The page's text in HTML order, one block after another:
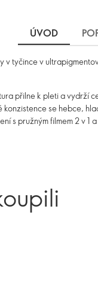
ÚVOD
v tyčince v
přilne k pleti a vydrží
konzistence se hebce,
s pružným filmem 2 v 1